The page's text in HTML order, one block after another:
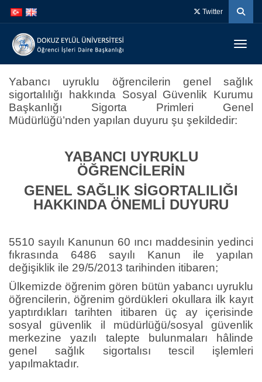
atla
atla
Twitter
Yabancı uyruklu öğrencilerin genel sağlık
sigortalılığı hakkında Sosyal Güvenlik Kurumu
Başkanlığı Sigorta Primleri Genel
Müdürlüğü’nden yapılan duyuru şu şekildedir:
YABANCI UYRUKLU
ÖĞRENCİLERİN
GENEL SAĞLIK SİGORTALILIĞI
HAKKINDA ÖNEMLİ DUYURU
5510 sayılı Kanunun 60 ıncı maddesinin yedinci
fıkrasında 6486 sayılı Kanun ile yapılan
değişiklik ile 29/5/2013 tarihinden itibaren;
Ülkemizde öğrenim gören bütün yabancı uyruklu
öğrencilerin, öğrenim gördükleri okullara ilk kayıt
yaptırdıkları tarihten itibaren üç ay içerisinde
sosyal güvenlik il müdürlüğü/sosyal güvenlik
merkezine yazılı talepte bulunmaları hâlinde
genel sağlık sigortalısı tescil işlemleri
yapılmaktadır.